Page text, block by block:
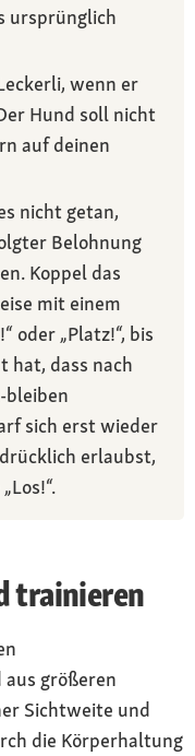
ursprünglich
wenn er
Hund soll nicht
auf deinen
nicht getan,
Belohnung
Koppel das
mit einem
oder „Platz!“, bis
hat, dass nach
bleiben
sich erst wieder
erlaubst,
trainieren
größeren
Sichtweite und
die Körperhaltung